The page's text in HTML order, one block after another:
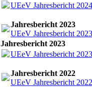
UEeV Jahresbericht
Jahresbericht 2023
UEeV Jahresbericht
Jahresbericht 2023
UEeV Jahresbericht
Jahresbericht 2022
UEeV Jahresbericht